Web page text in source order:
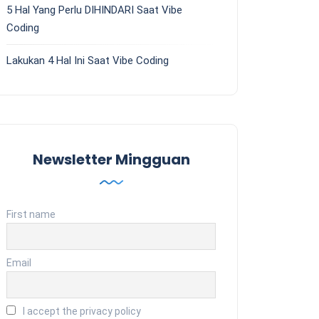
5 Hal Yang Perlu DIHINDARI Saat Vibe
Coding
Lakukan 4 Hal Ini Saat Vibe Coding
Newsletter Mingguan
First name
Email
I accept the privacy policy